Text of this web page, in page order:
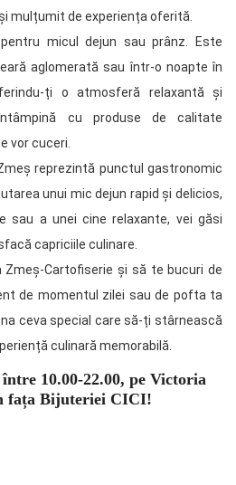
mulțumit de experiența oferită.
micul dejun sau prânz. Este
aglomerată sau într-o noapte în
ți o atmosferă relaxantă și
cu produse de calitate
vor cuceri.
reprezintă punctul gastronomic
unui mic dejun rapid și delicios,
sau a unei cine relaxante, vei găsi
capriciile culinare.
Zmeș-Cartofiserie și să te bucuri de
de momentul zilei sau de pofta ta
ceva special care să-ți stârnească
culinară memorabilă.
10.00-22.00, pe Victoria
fața Bijuteriei CICI!